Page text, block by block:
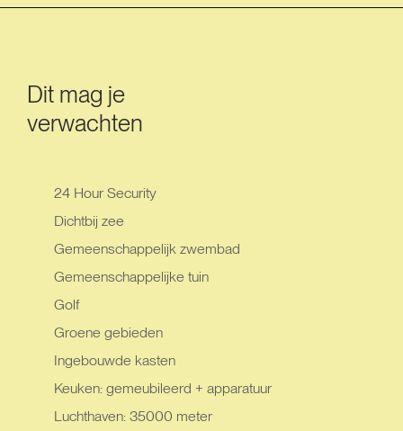
Dit mag je
verwachten
24 Hour Security
Dichtbij zee
Gemeenschappelijk zwembad
Gemeenschappelijke tuin
Golf
Groene gebieden
Ingebouwde kasten
Keuken: gemeubileerd + apparatuur
Luchthaven: 35000 meter